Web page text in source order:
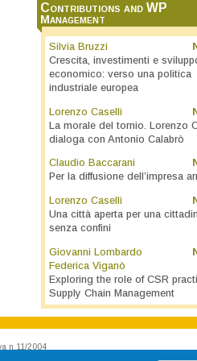
Contributions and WP
Management
Silvia Bruzzi
Crescita, investimenti e
economico: verso una politica
industriale europea
Lorenzo Caselli
La morale del tornio. Lorenzo
dialoga con Antonio Calabrò
Claudio Baccarani
Per la diffusione dell’impresa
Lorenzo Caselli
Una città aperta per una
senza confini
Giovanni Lombardo
Federica Viganò
Exploring the role of CSR
Supply Chain Management
n.11/2004